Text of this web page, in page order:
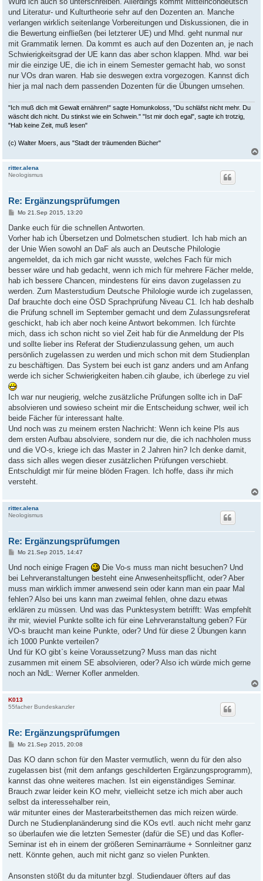
und Literatur- und Kulturtheorie sehr auf den Dozenten an. Manche
verlangen wirklich seitenlange Vorbereitungen und Diskussionen, die in
die Bewertung einfließen (bei letzterer UE) und Mhd. geht nunmal nur
mit Grammatik lernen. Da kommt es auch auf den Dozenten an, je nach
Schwierigkeitsgrad der UE kann das aber schon klappen. Mhd. war bei
mir die einzige UE, die ich in einem Semester gemacht hab, wo sonst
nur VOs dran waren. Hab sie deswegen extra vorgezogen. Kannst dich
hier ja mal nach dem passenden Dozenten für die Übungen umsehen.
"Ich muß dich mit Gewalt ernähren!" sagte Homunkoloss, "Du schläfst nicht mehr. Du
wäscht dich nicht. Du stinkst wie ein Schwein." "Ist mir doch egal", sagte ich trotzig,
"Hab keine Zeit, muß lesen"
(c) Walter Moers, aus "Stadt der träumenden Bücher"
ritter.alena
Neologismus
Re: Ergänzungsprüfumgen
B
i
r
a
Mo 21.Sep 2015, 13:20
Danke euch für die schnellen Antworten.
Vorher hab ich Übersetzen und Dolmetschen studiert. Ich hab mich an
der Unie Wien sowohl an DaF als auch an Deutsche Philologie
angemeldet, da ich mich gar nicht wusste, welches Fach für mich
besser wäre und hab gedacht, wenn ich mich für mehrere Fächer melde,
hab ich bessere Chancen, mindestens für eins davon zugelassen zu
werden. Zum Masterstudium Deutsche Philologie wurde ich zugelassen,
Daf brauchte doch eine ÖSD Sprachprüfung Niveau C1. Ich hab deshalb
die Prüfung schnell im September gemacht und dem Zulassungsreferat
geschickt, hab ich aber noch keine Antwort bekommen. Ich fürchte
mich, dass ich schon nicht so viel Zeit hab für die Anmeldung der Pls
und sollte lieber ins Referat der Studienzulassung gehen, um auch
persönlich zugelassen zu werden und mich schon mit dem Studienplan
zu beschäftigen. Das System bei euch ist ganz anders und am Anfang
werde ich sicher Schwierigkeiten haben.cih glaube, ich überlege zu viel
Ich war nur neugierig, welche zusätzliche Prüfungen sollte ich in DaF
absolvieren und sowieso scheint mir die Entscheidung schwer, weil ich
beide Fächer für interessant halte.
Und noch was zu meinem ersten Nachricht: Wenn ich keine Pls aus
dem ersten Aufbau absolviere, sondern nur die, die ich nachholen muss
und die VO-s, kriege ich das Master in 2 Jahren hin? Ich denke damit,
dass sich alles wegen dieser zusätzlichen Prüfungen verschiebt.
Entschuldigt mir für meine blöden Fragen. Ich hoffe, dass ihr mich
versteht.
ritter.alena
Neologismus
Re: Ergänzungsprüfumgen
B
i
r
a
Mo 21.Sep 2015, 14:47
Und noch einige Fragen
Die Vo-s muss man nicht besuchen? Und
bei Lehrveranstaltungen besteht eine Anwesenheitspflicht, oder? Aber
muss man wirklich immer anwesend sein oder kann man ein paar Mal
fehlen? Also bei uns kann man zweimal fehlen, ohne dazu etwas
erklären zu müssen. Und was das Punktesystem betrifft: Was empfehlt
ihr mir, wieviel Punkte sollte ich für eine Lehrveranstaltung geben? Für
VO-s braucht man keine Punkte, oder? Und für diese 2 Übungen kann
ich 1000 Punkte verteilen?
Und für KO gibt`s keine Voraussetzung? Muss man das nicht
zusammen mit einem SE absolvieren, oder? Also ich würde mich gerne
noch an NdL: Werner Kofler anmelden.
K013
55facher Bundeskanzler
Re: Ergänzungsprüfumgen
B
i
r
a
Mo 21.Sep 2015, 20:08
Das KO dann schon für den Master vermutlich, wenn du für den also
zugelassen bist (mit dem anfangs geschilderten Ergänzungsprogramm),
kannst das ohne weiteres machen. Ist ein eigenständiges Seminar.
Brauch zwar leider kein KO mehr, vielleicht setze ich mich aber auch
selbst da interessehalber rein,
wär mitunter eines der Masterarbeitsthemen das mich reizen würde.
Durch ne Studienplanänderung sind die KOs evtl. auch nicht mehr ganz
so überlaufen wie die letzten Semester (dafür die SE) und das Kofler-
Seminar ist eh in einem der größeren Seminarräume + Sonnleitner ganz
nett. Könnte gehen, auch mit nicht ganz so vielen Punkten.
Ansonsten stößt du da mitunter bzgl. Studiendauer öfters auf das